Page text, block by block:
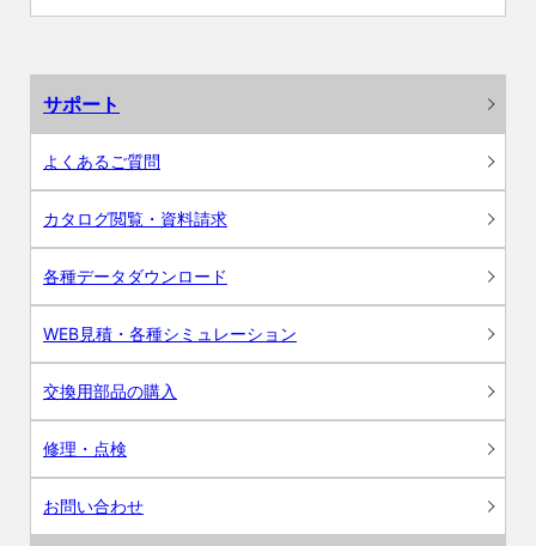
サポート
よくあるご質問
カタログ閲覧・資料請求
各種データダウンロード
WEB見積・各種シミュレーション
交換用部品の購入
修理・点検
お問い合わせ